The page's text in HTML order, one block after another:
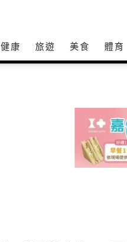
康 旅遊 美食 體育